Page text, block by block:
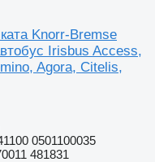
Knorr-Bremse
Irisbus Access,
Agora, Citelis,
0501100035
481831